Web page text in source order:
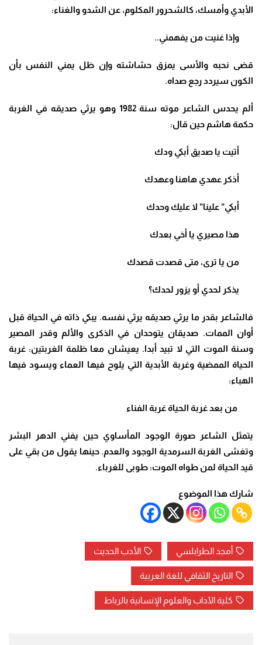
الأبدي وأمسك، كالشحرور المكلوم، عن الشدو والغناء:
وإذا غنيت من يفهمني..
قضى نحبه والأسى يمزق حشاشته وإن ظل يمني النفس بأن
الكون سيردد رجع صداه.
ألم يحدس الشاعر موته سنة 1982 وهو يرثي صديقه في الغربة
حكمة هاشم حين قال:
أتيت يا صديق أبكي ودك
أذكر عهدي هاهنا وعهدك
أبكي” علينا” لا عليك وحدك
هذا مصيري يا أخي بعدك
من يا ترى، متى قصدت قصدك
يذكر لحدي أو يزور لحدك؟
فالشاعر بقدر ما يرثي صديقه يرثي نفسه. يبكي ذاته في الحياة قبل
أوان الممات. صديقان يتوحدان في الذكرى والألم وقدر المصير
وسنة الموت التي لا تبيد أبدا. يعيشان معا ظلمة الغربتين: غربة
الحياة الممضية وغربة الأبدية التي يلوح فيها العماء ويسود فيها
الهباء:
من بعد غربة الحياة غربة الفناء
يتمثل الشاعر صورة الوجود المأساوي حين يفني الدهر البشر
وتغشى الغربة السرمدية الوجود والعدم. حينها يقول من بقي على
قيد الحياة لمن طواه الموت: طوبى للغرباء.
شارك هذا الموضوع
أمجد الطرابلسي الأدب الحديث
التاريخ الثقافي للغة العربية
كلية الآداب والعلوم الإنسانية بالرباط